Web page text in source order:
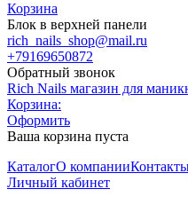
Корзина
Блок в верхней панели
rich_nails_shop@mail.ru
+79169650872
Обратный звонок
Rich Nails магазин для
Корзина:
Оформить
Ваша корзина пуста
КаталогО компании
Личный кабинет